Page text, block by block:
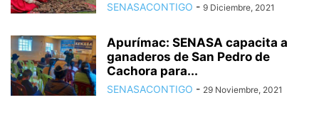
SENASACONTIGO - 9 Diciembre, 2021
Apurímac: SENASA capacita a
ganaderos de San Pedro de
Cachora para...
SENASACONTIGO - 29 Noviembre, 2021